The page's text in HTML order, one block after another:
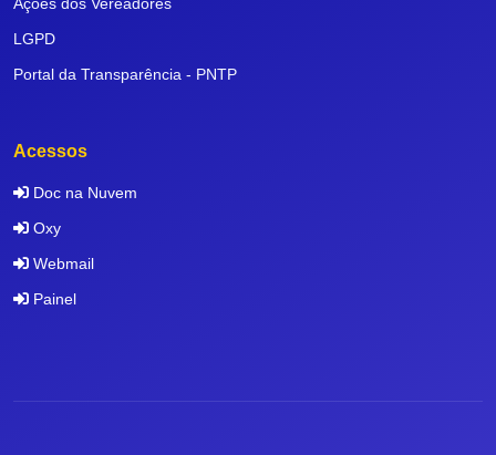
Ações dos Vereadores
LGPD
Portal da Transparência - PNTP
Acessos
Doc na Nuvem
Oxy
Webmail
Painel